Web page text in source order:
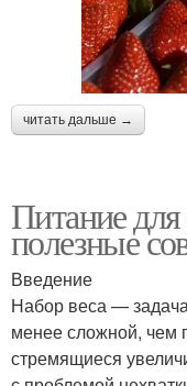
читать дальше →
Питание для
полезные
Введение
Набор веса —
менее сложной, чем
стремящиеся